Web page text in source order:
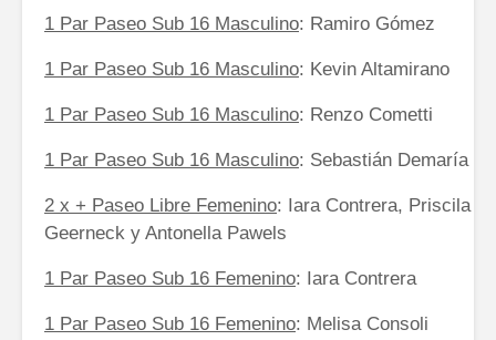
1 Par Paseo Sub 16 Masculino: Ramiro Gómez
1 Par Paseo Sub 16 Masculino: Kevin Altamirano
1 Par Paseo Sub 16 Masculino: Renzo Cometti
1 Par Paseo Sub 16 Masculino: Sebastián Demaría
2 x + Paseo Libre Femenino: Iara Contrera, Priscila
Geerneck y Antonella Pawels
1 Par Paseo Sub 16 Femenino: Iara Contrera
1 Par Paseo Sub 16 Femenino: Melisa Consoli